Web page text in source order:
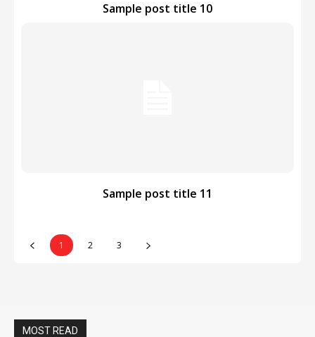
Sample post title 10
Sample post title 11
1 2 3
MOST READ